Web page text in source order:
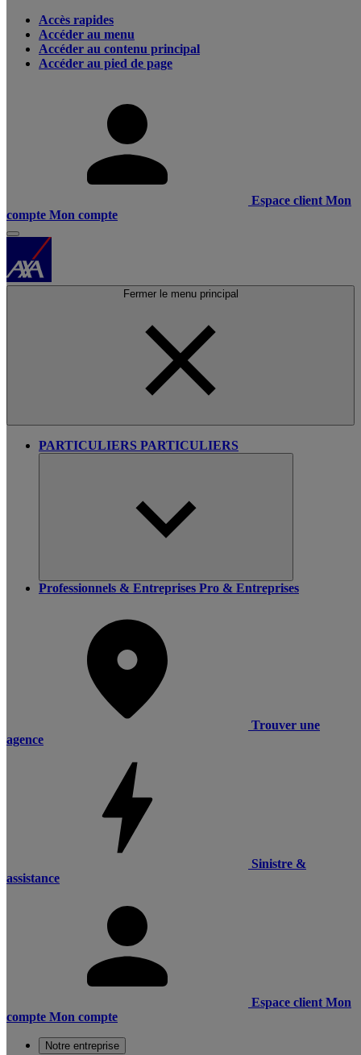
Accès rapides
Accéder au menu
Accéder au contenu principal
Accéder au pied de page
Espace client Mon
compte Mon compte
Fermer le menu principal
PARTICULIERS PARTICULIERS
Professionnels & Entreprises Pro & Entreprises
Trouver une
agence
Sinistre &
assistance
Espace client Mon
compte Mon compte
Notre entreprise